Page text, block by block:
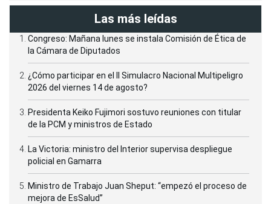
Las más leídas
Congreso: Mañana lunes se instala Comisión de Ética de
la Cámara de Diputados
¿Cómo participar en el II Simulacro Nacional Multipeligro
2026 del viernes 14 de agosto?
Presidenta Keiko Fujimori sostuvo reuniones con titular
de la PCM y ministros de Estado
La Victoria: ministro del Interior supervisa despliegue
policial en Gamarra
Ministro de Trabajo Juan Sheput: “empezó el proceso de
mejora de EsSalud”